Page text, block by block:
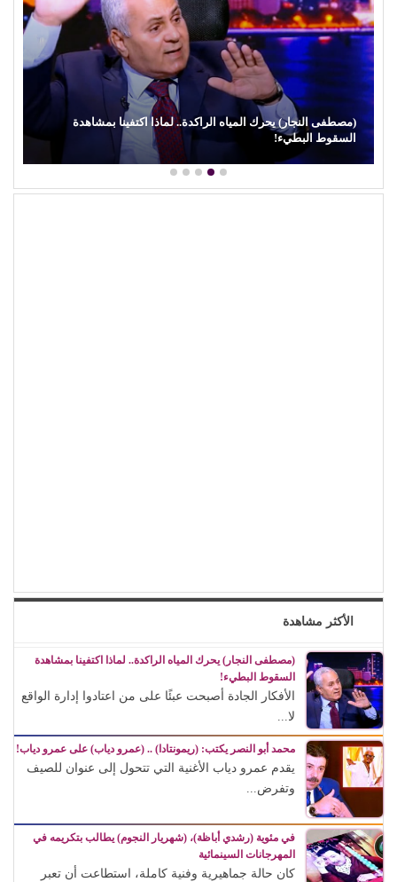
(مصطفى النجار) يحرك المياه الراكدة.. لماذا اكتفينا بمشاهدة
السقوط البطيء!
الأكثر مشاهدة
(مصطفى النجار) يحرك المياه الراكدة.. لماذا اكتفينا بمشاهدة
السقوط البطيء!
الأفكار الجادة أصبحت عبئًا على من اعتادوا إدارة الواقع
لا...
محمد أبو النصر يكتب: (ريمونتادا) .. (عمرو دياب) على عمرو دياب!
يقدم عمرو دياب الأغنية التي تتحول إلى عنوان للصيف
وتفرض...
في مئوية (رشدي أباظة)، (شهريار النجوم) يطالب بتكريمه في
المهرجانات السينمائية
كان حالة جماهيرية وفنية كاملة، استطاعت أن تعبر